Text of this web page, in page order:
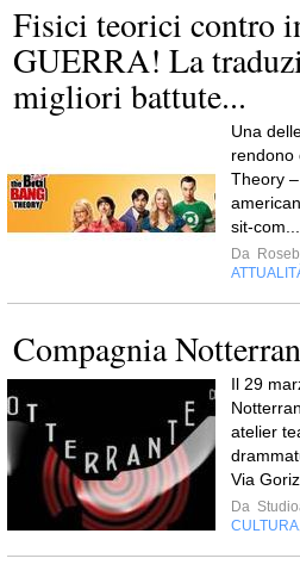
Fisici teorici contro
GUERRA! La
migliori battute...
Una
rendono
Theory
sit-com...
Da
Compagnia
Il 29
atelier
Via
Da
CULTURA